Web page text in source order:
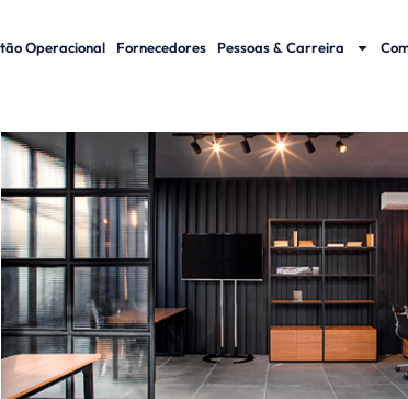
Operacional Fornecedores Pessoas & Carreira